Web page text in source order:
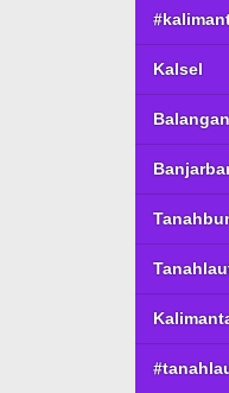
Kalsel
Balangan